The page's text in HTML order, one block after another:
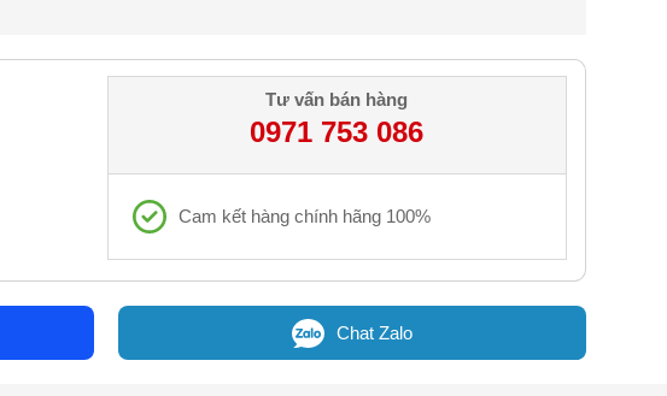
Tư vấn bán hàng
0971 753 086
Cam kết hàng chính hãng 100%
Chat Zalo